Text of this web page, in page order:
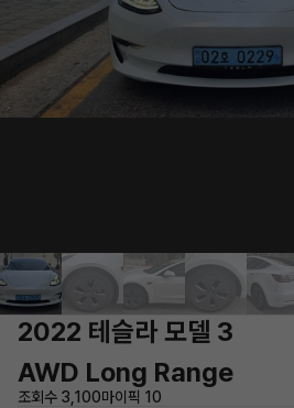
2022 테슬라 모델 3
AWD Long Range
조회수 3,100마이픽 10